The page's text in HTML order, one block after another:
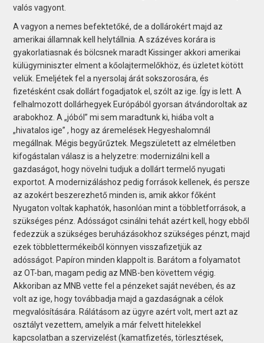
valós vagyont.
A vagyon a nemes befektetőké, de a dollárokért majd az
amerikai államnak kell helytállnia. A százéves korára is
gyakorlatiasnak és bölcsnek maradt Kissinger akkori amerikai
külügyminiszter elment a kőolajtermelőkhöz, és üzletet kötött
velük. Emeljétek fel a nyersolaj árát sokszorosára, és
fizetésként csak dollárt fogadjatok el, szólt az ige. Így is lett. A
felhalmozott dollárhegyek Európából gyorsan átvándoroltak az
arabokhoz. A „jóból” mi sem maradtunk ki, hiába volt a
„hivatalos ige” , hogy az áremelések Hegyeshalomnál
megállnak. Mégis begyűrűztek. Megszületett az elméletben
kifogástalan válasz is a helyzetre: modernizálni kell a
gazdaságot, hogy növelni tudjuk a dollárt termelő nyugati
exportot. A modernizáláshoz pedig források kellenek, és persze
az azokért beszerezhető minden is, amik akkor főként
Nyugaton voltak kaphatók, hasonlóan mint a többletforrások, a
szükséges pénz. Adósságot csinálni tehát azért kell, hogy ebből
fedezzük a szükséges beruházásokhoz szükséges pénzt, majd
ezek többlettermékeiből könnyen visszafizetjük az
adósságot. Papíron minden klappolt is. Barátom a folyamatot
az OT-ban, magam pedig az MNB-ben követtem végig.
Akkoriban az MNB vette fel a pénzeket saját nevében, és az
volt az ige, hogy továbbadja majd a gazdaságnak a célok
megvalósítására. Rálátásom az ügyre azért volt, mert azt az
osztályt vezettem, amelyik a már felvett hitelekkel
kapcsolatban a szervizelést (kamatfizetés, törlesztések,